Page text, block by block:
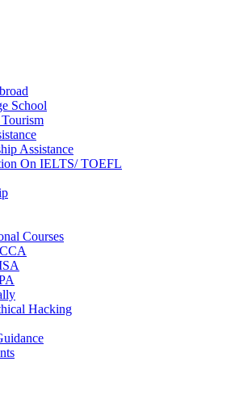
School
Assistance
On IELTS/ TOEFL
Courses
Hacking